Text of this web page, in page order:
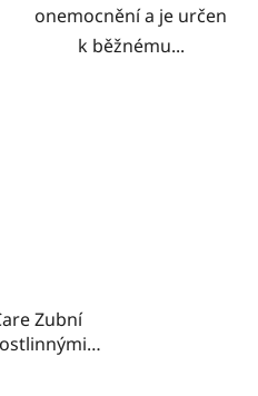
onemocnění a je určen
k běžnému...
Zubní